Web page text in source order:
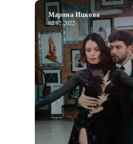
Марина Ицкова
02.12.2022